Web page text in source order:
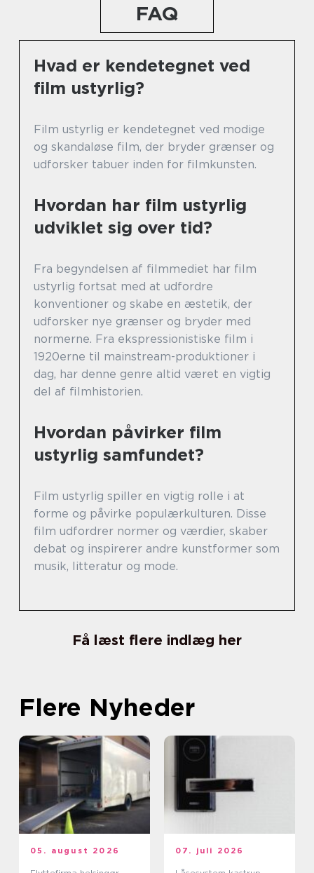
FAQ
Hvad er kendetegnet ved
film ustyrlig?
Film ustyrlig er kendetegnet ved modige
og skandaløse film, der bryder grænser og
udforsker tabuer inden for filmkunsten.
Hvordan har film ustyrlig
udviklet sig over tid?
Fra begyndelsen af filmmediet har film
ustyrlig fortsat med at udfordre
konventioner og skabe en æstetik, der
udforsker nye grænser og bryder med
normerne. Fra ekspressionistiske film i
1920erne til mainstream-produktioner i
dag, har denne genre altid været en vigtig
del af filmhistorien.
Hvordan påvirker film
ustyrlig samfundet?
Film ustyrlig spiller en vigtig rolle i at
forme og påvirke populærkulturen. Disse
film udfordrer normer og værdier, skaber
debat og inspirerer andre kunstformer som
musik, litteratur og mode.
Få læst flere indlæg her
Flere Nyheder
05. august 2026 07. juli 2026